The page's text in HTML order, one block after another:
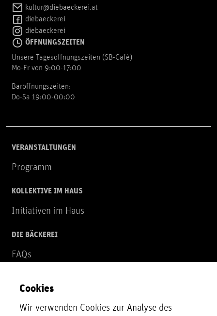
kultur@diebaeckerei.at
diebaeckerei
diebaeckerei
ÖFFNUNGSZEITEN
Unsere Tagesöffnungszeiten (SB-Cafè)
Mo-Fr von 9:00-17:00
Baröffnungszeiten:
Do-Sa 19:00-00:00
VERANSTALTUNGEN
Programm
KOLLEKTIVE IM HAUS
Initiativen im Haus
DIE BÄCKEREI
FAQs
NEWSLETTER
Zur Newsletter Anmeldung
Cookies
Wir verwenden Cookies zur Analyse des